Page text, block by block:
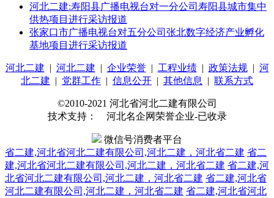
河北二建:寿阳县广播电视台对一分公司寿阳县城市集中
供热项目进行采访报道
张家口市广播电视台对五分公司张北数字经济产业孵化
基地项目进行采访报道
河北二建 | 河北二建 | 企业荣誉| 工程业绩| 政策法规| 河
北二建 | 党群工作 | 信息公开 | 其他信息 | 联系方式
©2010-2021 河北省河北二建有限公司
技术支持： 河北名企网荣誉企业-已收录
微信号消费者平台
省二建,河北省河北二建有限公司,河北二建，河北省二建 省二
建,河北省河北二建有限公司,河北二建，河北省二建 省二建,河
北省河北二建有限公司,河北二建，河北省二建 省二建,河北省
河北二建有限公司,河北二建，河北省二建 省二建,河北省河北